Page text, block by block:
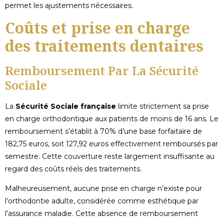
permet les ajustements nécessaires.
Coûts et prise en charge
des traitements dentaires
Remboursement Par La Sécurité
Sociale
La Sécurité Sociale française limite strictement sa prise
en charge orthodontique aux patients de moins de 16 ans. Le
remboursement s’établit à 70% d’une base forfaitaire de
182,75 euros, soit 127,92 euros effectivement remboursés par
semestre. Cette couverture reste largement insuffisante au
regard des coûts réels des traitements.
Malheureusement, aucune prise en charge n’existe pour
l’orthodontie adulte, considérée comme esthétique par
l’assurance maladie. Cette absence de remboursement